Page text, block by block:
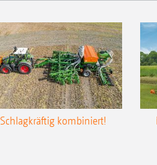
Schlagkräftig kombiniert!